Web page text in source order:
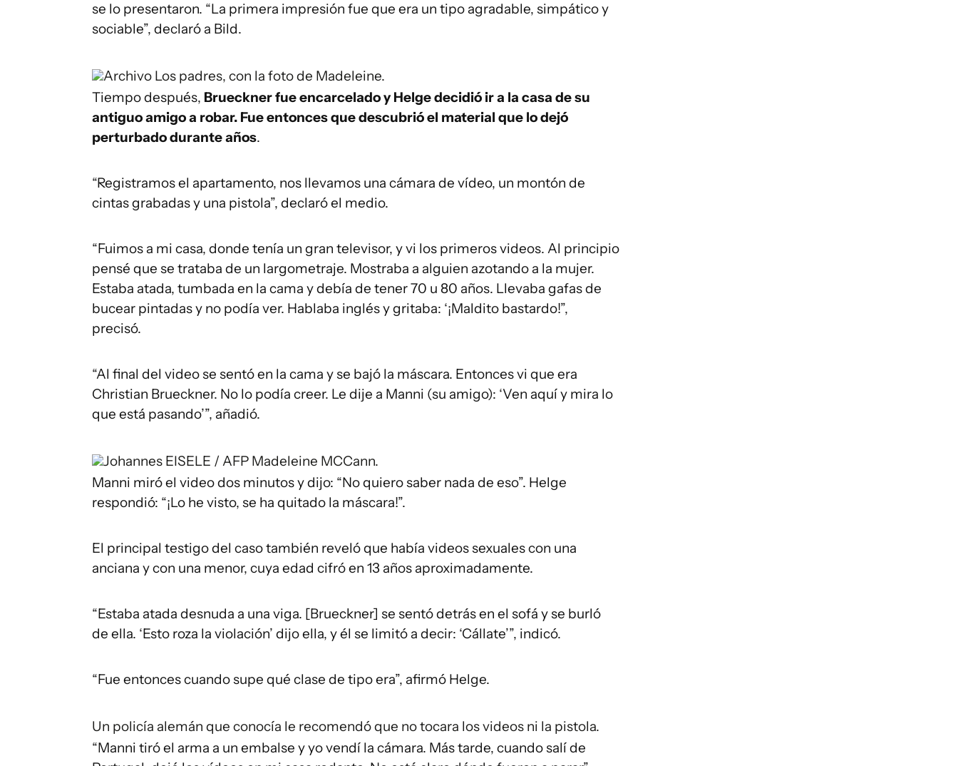
se lo presentaron. “La primera impresión fue que era un tipo agradable, simpático y
sociable”, declaró a Bild.
Archivo Los padres, con la foto de Madeleine.
Tiempo después, Brueckner fue encarcelado y Helge decidió ir a la casa de su
antiguo amigo a robar. Fue entonces que descubrió el material que lo dejó
perturbado durante años.
“Registramos el apartamento, nos llevamos una cámara de vídeo, un montón de
cintas grabadas y una pistola”, declaró el medio.
“Fuimos a mi casa, donde tenía un gran televisor, y vi los primeros videos. Al principio
pensé que se trataba de un largometraje. Mostraba a alguien azotando a la mujer.
Estaba atada, tumbada en la cama y debía de tener 70 u 80 años. Llevaba gafas de
bucear pintadas y no podía ver. Hablaba inglés y gritaba: ‘¡Maldito bastardo!”,
precisó.
“Al final del video se sentó en la cama y se bajó la máscara. Entonces vi que era
Christian Brueckner. No lo podía creer. Le dije a Manni (su amigo): ‘Ven aquí y mira lo
que está pasando’”, añadió.
Johannes EISELE / AFP Madeleine MCCann.
Manni miró el video dos minutos y dijo: “No quiero saber nada de eso”. Helge
respondió: “¡Lo he visto, se ha quitado la máscara!”.
El principal testigo del caso también reveló que había videos sexuales con una
anciana y con una menor, cuya edad cifró en 13 años aproximadamente.
“Estaba atada desnuda a una viga. [Brueckner] se sentó detrás en el sofá y se burló
de ella. ‘Esto roza la violación’ dijo ella, y él se limitó a decir: ‘Cállate’”, indicó.
“Fue entonces cuando supe qué clase de tipo era”, afirmó Helge.
Un policía alemán que conocía le recomendó que no tocara los videos ni la pistola.
“Manni tiró el arma a un embalse y yo vendí la cámara. Más tarde, cuando salí de